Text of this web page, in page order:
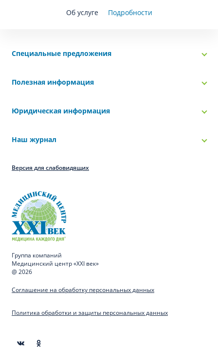
Об услуге Подробности
Специальные предложения
Полезная информация
Юридическая информация
Наш журнал
Версия для слабовидящих
Группа компаний
Медицинский центр «XXI век»
@ 2026
Соглашение на обработку персональных данных
Политика обработки и защиты персональных данных